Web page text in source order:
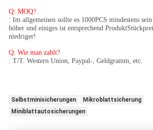
Q: MOQ?
: Im allgemeinen sollte es 1000PCS mindestens
höher und einiges ist entsprechend
niedriger!
Q: Wie man zahlt?
: T/T. Western Union, Paypal-, Geldgramm, etc.
Selbstminisicherungen
Mikroblattsicherung
Miniblattautosicherungen